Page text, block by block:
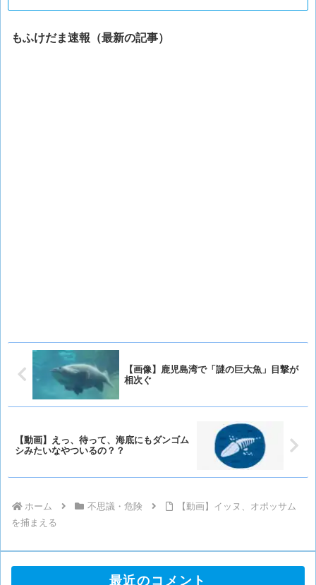
もふけだま速報（最新の記事）
【画像】鹿児島湾で「謎の巨大魚」目撃が
相次ぐ
【動画】えっ、待って、海底にもダンゴム
シみたいなやついるの？？
ホーム 不思議・危険
【動画】イッヌ、オポッサム
を捕まえる
最近のコメント